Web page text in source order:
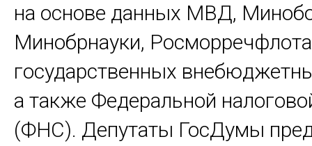
на основе данных МВД,
Минобрнауки,
государственных
а также Федеральной
(ФНС). Депутаты ГосДумы